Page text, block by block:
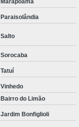
Paraisolândia
Salto
Sorocaba
Tatuí
Vinhedo
Bairro do Limão
Jardim Bonfiglioli